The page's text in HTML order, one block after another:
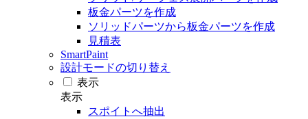
板金パーツを作成
ソリッドパーツから板金パーツを作成
見積表
SmartPaint
設計モードの切り替え
表示
表示
スポイトへ抽出